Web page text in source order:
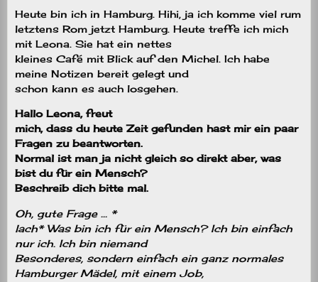
Heute bin ich in Hamburg. Hihi, ja ich komme viel rum
letztens Rom jetzt Hamburg. Heute treffe ich mich
mit Leona. Sie hat ein nettes
kleines Café mit Blick auf den Michel. Ich habe
meine Notizen bereit gelegt und
schon kann es auch losgehen.
Hallo Leona, freut
mich, dass du heute Zeit gefunden hast mir ein paar
Fragen zu beantworten.
Normal ist man ja nicht gleich so direkt aber, was
bist du für ein Mensch?
Beschreib dich bitte mal.
Oh, gute Frage … *
lach* Was bin ich für ein Mensch? Ich bin einfach
nur ich. Ich bin niemand
Besonderes, sondern einfach ein ganz normales
Hamburger Mädel, mit einem Job,